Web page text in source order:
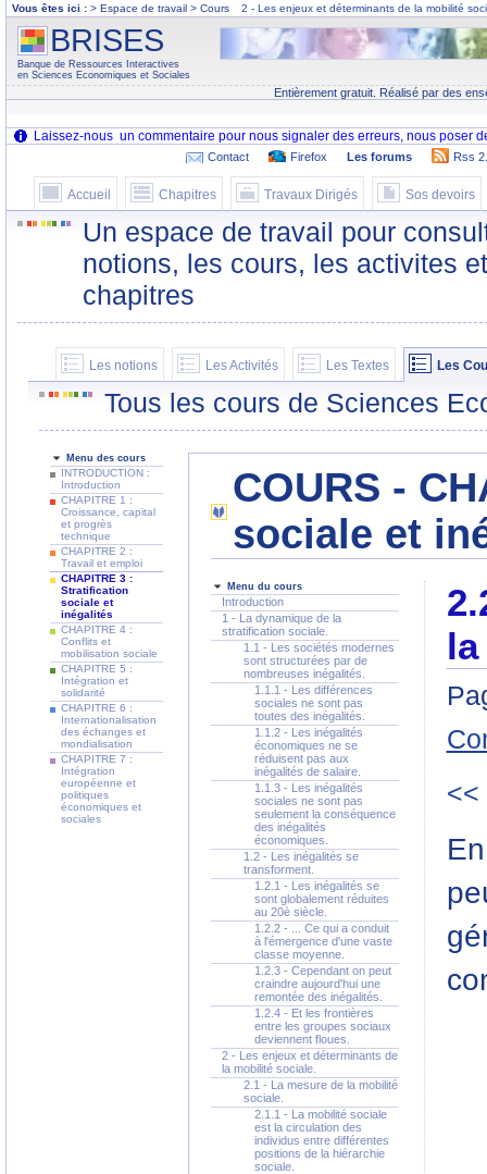
Vous êtes ici : > Espace de travail > Cours 2 - Les enjeux et déterminants de la mobilité
BRISES
Banque de Ressources Interactives
en Sciences Economiques et Sociales
Entièrement gratuit. Réalisé par des
Contact Firefox Les forums Rss
Accueil Chapitres Travaux Dirigés Sos devoirs
Un espace de travail pour
notions, les cours, les activites
chapitres
Les notions Les Activités Les Textes Les
Tous les cours de Sciences
Menu des cours
INTRODUCTION :
Introduction
CHAPITRE 1 :
Croissance, capital
et progrès
technique
CHAPITRE 2 :
Travail et emploi
CHAPITRE 3 :
Stratification
sociale et
inégalités
CHAPITRE 4 :
Conflits et
mobilisation sociale
CHAPITRE 5 :
Intégration et
solidarité
CHAPITRE 6 :
Internationalisation
des échanges et
mondialisation
CHAPITRE 7 :
Intégration
européenne et
politiques
économiques et
sociales
COURS -
sociale et
Menu du cours
Introduction
1 - La dynamique de la
stratification sociale.
1.1 - Les sociétés modernes
sont structurées par de
nombreuses inégalités.
1.1.1 - Les différences
sociales ne sont pas
toutes des inégalités.
1.1.2 - Les inégalités
économiques ne se
réduisent pas aux
inégalités de salaire.
1.1.3 - Les inégalités
sociales ne sont pas
seulement la conséquence
des inégalités
économiques.
1.2 - Les inégalités se
transforment.
1.2.1 - Les inégalités se
sont globalement réduites
au 20è siècle.
1.2.2 - ... Ce qui a conduit
à l'émergence d'une vaste
classe moyenne.
1.2.3 - Cependant on peut
craindre aujourd'hui une
remontée des inégalités.
1.2.4 - Et les frontières
entre les groupes sociaux
deviennent floues.
2 - Les enjeux et déterminants de
la mobilité sociale.
2.1 - La mesure de la mobilité
sociale.
2.1.1 - La mobilité sociale
est la circulation des
individus entre différentes
positions de la hiérarchie
sociale.
<<